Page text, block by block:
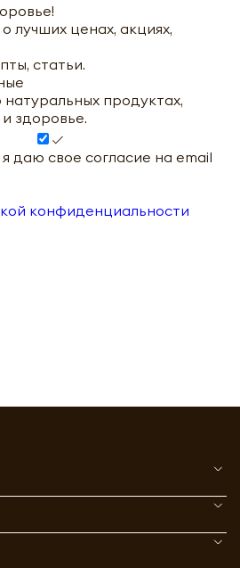
лучших ценах, акциях,
статьи.
продуктах,
здоровье.
даю свое согласие на email
конфиденциальности